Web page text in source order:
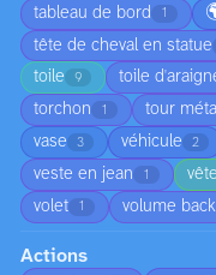
tableau de bord 1
tête de cheval en statue
toile 9 toile
torchon 1 tour
vase 3 véhicule 2
veste en jean 1
volet 1 volume
Actions